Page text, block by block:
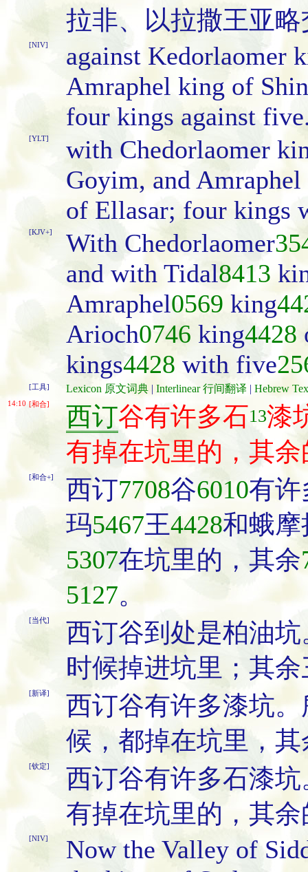
拉非、以拉撒王亚
[NIV]
against Kedorlaomer
Amraphel king of
four kings against
[YLT]
with Chedorlaomer
Goyim, and
of Ellasar; four kings
[KJV+] With Chedorlaomer
and with Tidal8413
Amraphel0569 king
Arioch0746 king4428
kings4428 with five
[工具] Lexicon 原文词典 | Interlinear 行间翻译 | Hebrew
14:10 [和合] 西订谷有许多石13漆
有掉在坑里的，其
[和合+] 西订7708谷6010有许
玛5467王4428和蛾摩
5307在坑里的，其余
5127。
[当代]
西订谷到处是柏油
时候掉进坑里；其
[新译]
西订谷有许多漆坑
候，都掉在坑里，
[钦定]
西订谷有许多石漆
有掉在坑里的，其
[NIV]
Now the Valley of